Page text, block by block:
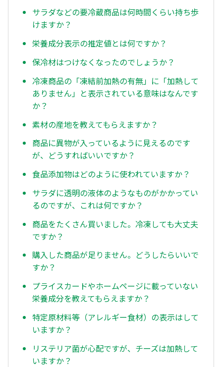
サラダなどの要冷蔵商品は何時間くらい持ち歩
けますか？
栄養成分表示の推定値とは何ですか？
保冷材はつけなくなったのでしょうか？
冷凍商品の「凍結前加熱の有無」に「加熱して
ありません」と表示されている意味はなんです
か？
素材の産地を教えてもらえますか？
商品に異物が入っているように見えるのです
が、どうすればいいですか？
食品添加物はどのように使われていますか？
サラダに透明の液体のようなものがかかってい
るのですが、これは何ですか？
商品をたくさん買いました。冷凍しても大丈夫
ですか？
購入した商品が足りません。どうしたらいいで
すか？
プライスカードやホームページに載っていない
栄養成分を教えてもらえますか？
特定原材料等（アレルギー食材）の表示はして
いますか？
リステリア菌が心配ですが、チーズは加熱して
いますか？